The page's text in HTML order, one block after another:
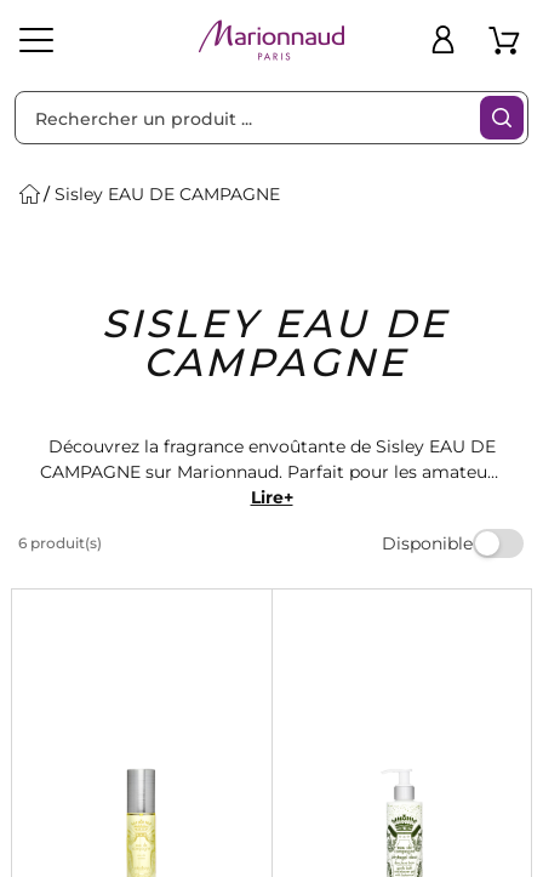
Solaire Homme Marques Idées
Cadeaux
Bons
Plans
Sisley EAU DE CAMPAGNE
SISLEY EAU DE
CAMPAGNE
Découvrez la fragrance envoûtante de Sisley EAU DE
CAMPAGNE sur Marionnaud. Parfait pour les amateurs
de parfums frais et naturels, ce parfum vous
Offrez-vous ce délicieux mélange de notes florales et
Lire+
6 produit(s) Disponible
Filtres